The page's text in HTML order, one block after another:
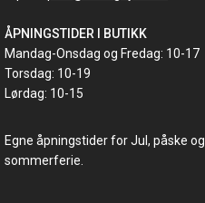
ÅPNINGSTIDER I BUTIKK
Mandag-Onsdag og Fredag: 10-17
Torsdag: 10-19
Lørdag: 10-15
Egne åpningstider for Jul, påske og
sommerferie.